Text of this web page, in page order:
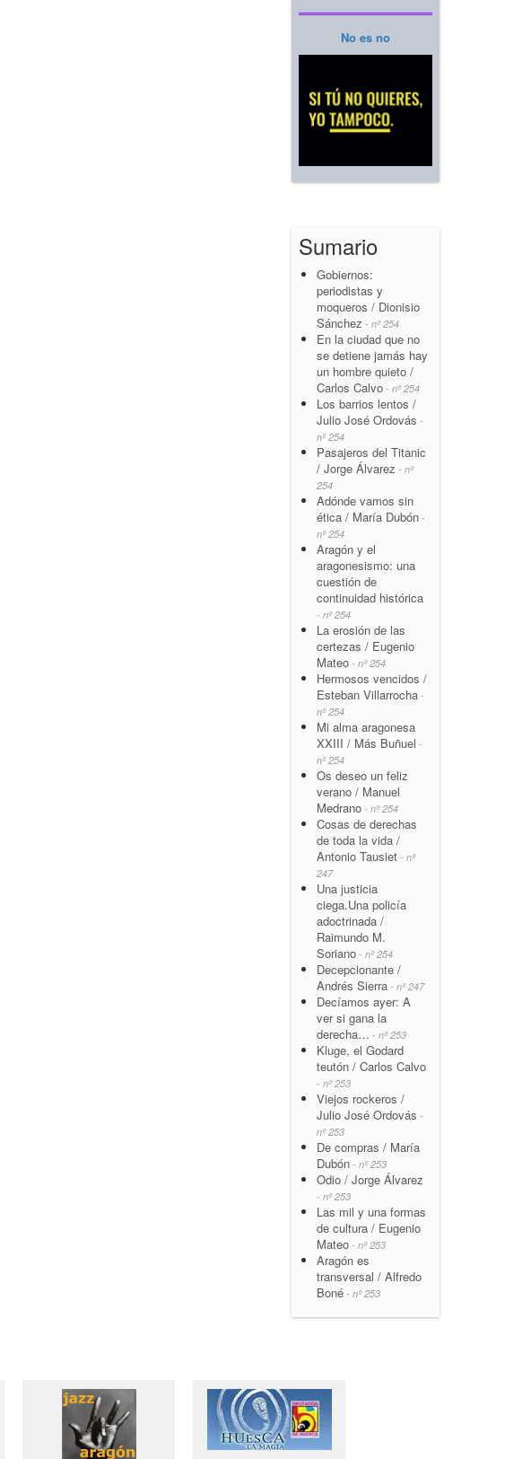
No es no
Sumario
Gobiernos:
periodistas y
moqueros / Dionisio
Sánchez - nº 254
En la ciudad que no
se detiene jamás hay
un hombre quieto /
Carlos Calvo - nº 254
Los barrios lentos /
Julio José Ordovás -
nº 254
Pasajeros del Titanic
/ Jorge Álvarez - nº
254
Adónde vamos sin
ética / María Dubón -
nº 254
Aragón y el
aragonesismo: una
cuestión de
continuidad histórica
- nº 254
La erosión de las
certezas / Eugenio
Mateo - nº 254
Hermosos vencidos /
Esteban Villarrocha -
nº 254
Mi alma aragonesa
XXIII / Más Buñuel -
nº 254
Os deseo un feliz
verano / Manuel
Medrano - nº 254
Cosas de derechas
de toda la vida /
Antonio Tausiet - nº
247
Una justicia
ciega.Una policía
adoctrinada /
Raimundo M.
Soriano - nº 254
Decepcionante /
Andrés Sierra - nº 247
Decíamos ayer: A
ver si gana la
derecha… - nº 253
Kluge, el Godard
teutón / Carlos Calvo
- nº 253
Viejos rockeros /
Julio José Ordovás -
nº 253
De compras / María
Dubón - nº 253
Odio / Jorge Álvarez
- nº 253
Las mil y una formas
de cultura / Eugenio
Mateo - nº 253
Aragón es
transversal / Alfredo
Boné - nº 253